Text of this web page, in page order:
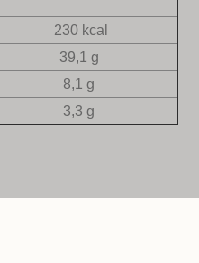
230 kcal
39,1 g
8,1 g
3,3 g